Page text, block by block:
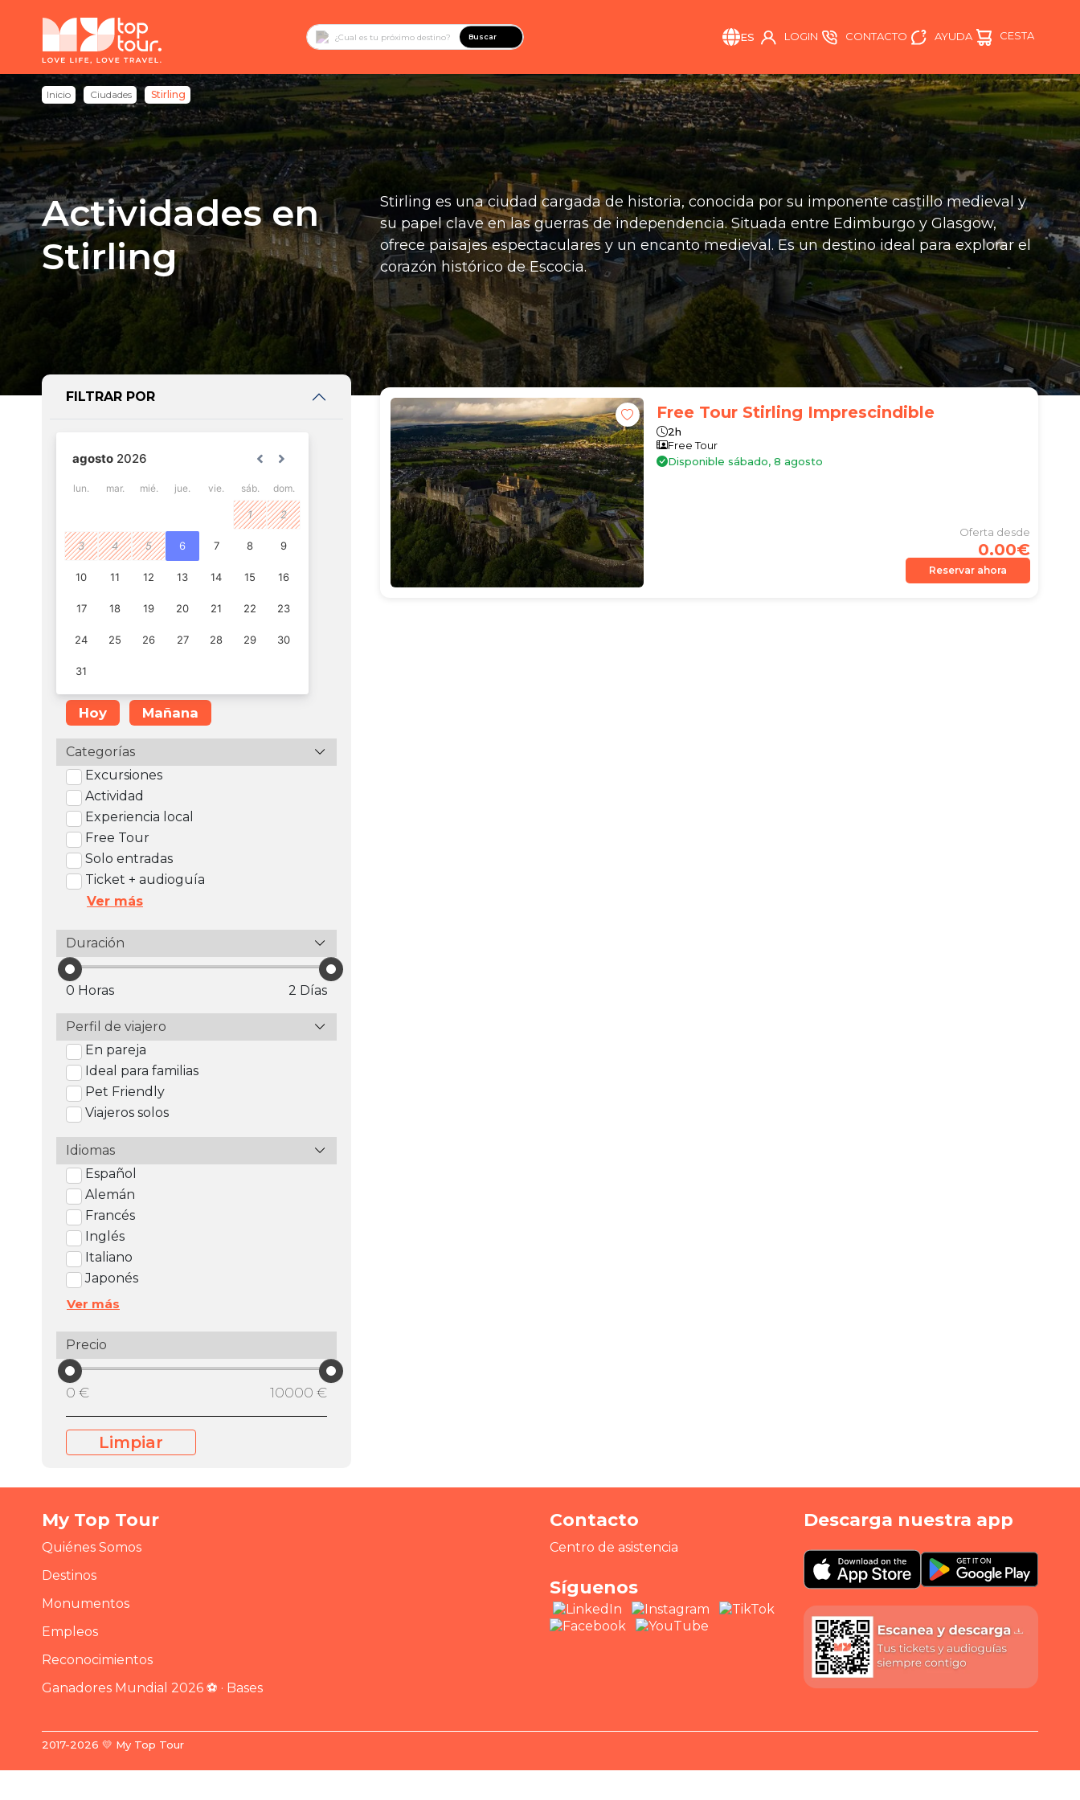
Buscar ES LOGIN CONTACTO AYUDA CESTA
Inicio Ciudades Stirling
Actividades en
Stirling
Stirling es una ciudad cargada de historia, conocida por su imponente castillo medieval y
su papel clave en las guerras de independencia. Situada entre Edimburgo y Glasgow,
ofrece paisajes espectaculares y un encanto medieval. Es un destino ideal para explorar el
corazón histórico de Escocia.
FILTRAR POR
Hoy Mañana
Categorías
Excursiones
Actividad
Experiencia local
Free Tour
Solo entradas
Ticket + audioguía
Ver más
Duración
0 Horas 2 Días
Perfil de viajero
En pareja
Ideal para familias
Pet Friendly
Viajeros solos
Idiomas
Español
Alemán
Francés
Inglés
Italiano
Japonés
Ver más
Precio
0 € 10000 €
Limpiar
Free Tour Stirling Imprescindible
2h
Free Tour
Disponible sábado, 8 agosto
Oferta desde
0.00€
Reservar ahora
My Top Tour
Quiénes Somos
Destinos
Monumentos
Empleos
Reconocimientos
Ganadores Mundial 2026 ⚽ · Bases
Contacto
Centro de asistencia
Síguenos
Descarga nuestra app
2017-2026 💛 My Top Tour